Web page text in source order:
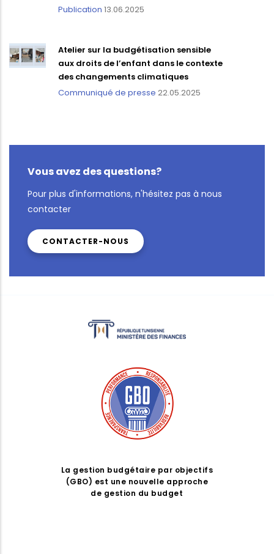
Publication 13.06.2025
Atelier sur la budgétisation sensible
aux droits de l’enfant dans le contexte
des changements climatiques
Communiqué de presse 22.05.2025
Vous avez des questions?
Pour plus d'informations, n'hésitez pas à nous
contacter
CONTACTER-NOUS
La gestion budgétaire par objectifs
(GBO) est une nouvelle approche
de gestion du budget